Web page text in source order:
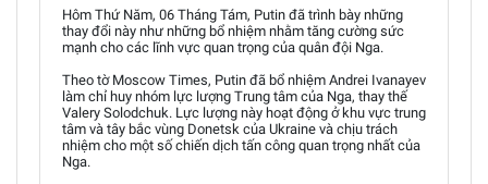
Hôm Thứ Năm, 06 Tháng Tám, Putin đã trình bày những
thay đổi này như những bổ nhiệm nhằm tăng cường sức
mạnh cho các lĩnh vực quan trọng của quân đội Nga.
Theo tờ Moscow Times, Putin đã bổ nhiệm Andrei Ivanayev
làm chỉ huy nhóm lực lượng Trung tâm của Nga, thay thế
Valery Solodchuk. Lực lượng này hoạt động ở khu vực trung
tâm và tây bắc vùng Donetsk của Ukraine và chịu trách
nhiệm cho một số chiến dịch tấn công quan trọng nhất của
Nga.